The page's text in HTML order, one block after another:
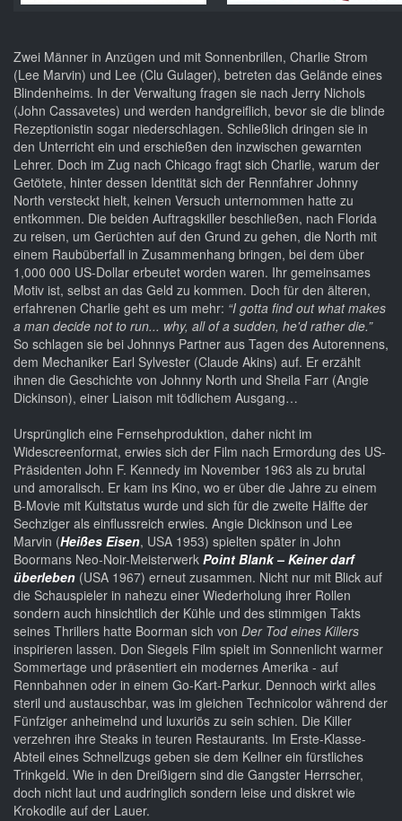
Zwei Männer in Anzügen und mit Sonnenbrillen, Charlie Strom
(Lee Marvin) und Lee (Clu Gulager), betreten das Gelände eines
Blindenheims. In der Verwaltung fragen sie nach Jerry Nichols
(John Cassavetes) und werden handgreiflich, bevor sie die blinde
Rezeptionistin sogar niederschlagen. Schließlich dringen sie in
den Unterricht ein und erschießen den inzwischen gewarnten
Lehrer. Doch im Zug nach Chicago fragt sich Charlie, warum der
Getötete, hinter dessen Identität sich der Rennfahrer Johnny
North versteckt hielt, keinen Versuch unternommen hatte zu
entkommen. Die beiden Auftragskiller beschließen, nach Florida
zu reisen, um Gerüchten auf den Grund zu gehen, die North mit
einem Raubüberfall in Zusammenhang bringen, bei dem über
1,000 000 US-Dollar erbeutet worden waren. Ihr gemeinsames
Motiv ist, selbst an das Geld zu kommen. Doch für den älteren,
erfahrenen Charlie geht es um mehr: “I gotta find out what makes
a man decide not to run... why, all of a sudden, he'd rather die.”
So schlagen sie bei Johnnys Partner aus Tagen des Autorennens,
dem Mechaniker Earl Sylvester (Claude Akins) auf. Er erzählt
ihnen die Geschichte von Johnny North und Sheila Farr (Angie
Dickinson), einer Liaison mit tödlichem Ausgang…
Ursprünglich eine Fernsehproduktion, daher nicht im
Widescreenformat, erwies sich der Film nach Ermordung des US-
Präsidenten John F. Kennedy im November 1963 als zu brutal
und amoralisch. Er kam ins Kino, wo er über die Jahre zu einem
B-Movie mit Kultstatus wurde und sich für die zweite Hälfte der
Sechziger als einflussreich erwies. Angie Dickinson und Lee
Marvin (Heißes Eisen, USA 1953) spielten später in John
Boormans Neo-Noir-Meisterwerk Point Blank – Keiner darf
überleben (USA 1967) erneut zusammen. Nicht nur mit Blick auf
die Schauspieler in nahezu einer Wiederholung ihrer Rollen
sondern auch hinsichtlich der Kühle und des stimmigen Takts
seines Thrillers hatte Boorman sich von Der Tod eines Killers
inspirieren lassen. Don Siegels Film spielt im Sonnenlicht warmer
Sommertage und präsentiert ein modernes Amerika - auf
Rennbahnen oder in einem Go-Kart-Parkur. Dennoch wirkt alles
steril und austauschbar, was im gleichen Technicolor während der
Fünfziger anheimelnd und luxuriös zu sein schien. Die Killer
verzehren ihre Steaks in teuren Restaurants. Im Erste-Klasse-
Abteil eines Schnellzugs geben sie dem Kellner ein fürstliches
Trinkgeld. Wie in den Dreißigern sind die Gangster Herrscher,
doch nicht laut und audringlich sondern leise und diskret wie
Krokodile auf der Lauer.